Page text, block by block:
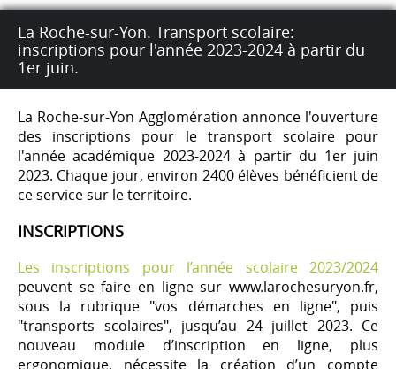
La Roche-sur-Yon. Transport scolaire:
inscriptions pour l'année 2023-2024 à partir du
1er juin.
La Roche-sur-Yon Agglomération annonce l'ouverture
des inscriptions pour le transport scolaire pour
l'année académique 2023-2024 à partir du 1er juin
2023. Chaque jour, environ 2400 élèves bénéficient de
ce service sur le territoire.
INSCRIPTIONS
Les inscriptions pour l’année scolaire 2023/2024
peuvent se faire en ligne sur www.larochesuryon.fr,
sous la rubrique "vos démarches en ligne", puis
"transports scolaires", jusqu’au 24 juillet 2023. Ce
nouveau module d’inscription en ligne, plus
ergonomique, nécessite la création d’un compte